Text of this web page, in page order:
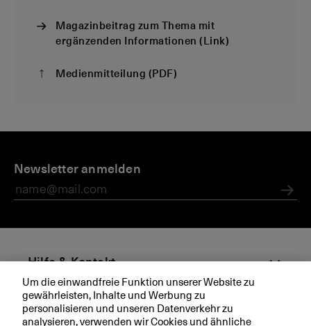
Magazinbeitrag zum Thema mit
ergänzenden Informationen (Link)
Medienmitteilung (PDF)
i
B
B
e
di
e
e
e
m
te
u
n
g
e
z
ei
K
M
U
Newsletter anmelden
Hilfe & Kontakt
Aktuell
Um die einwandfreie Funktion unserer Website zu
gewährleisten, Inhalte und Werbung zu
personalisieren und unseren Datenverkehr zu
analysieren, verwenden wir Cookies und ähnliche